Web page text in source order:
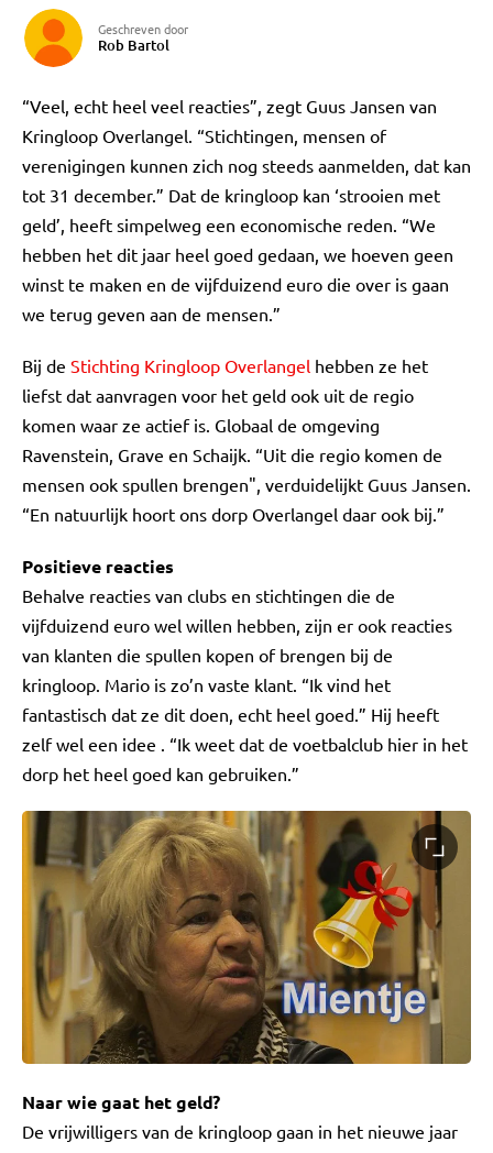
Geschreven door
Rob Bartol
“Veel, echt heel veel reacties”, zegt Guus Jansen van
Kringloop Overlangel. “Stichtingen, mensen of
verenigingen kunnen zich nog steeds aanmelden, dat kan
tot 31 december.” Dat de kringloop kan ‘strooien met
geld’, heeft simpelweg een economische reden. “We
hebben het dit jaar heel goed gedaan, we hoeven geen
winst te maken en de vijfduizend euro die over is gaan
we terug geven aan de mensen.”
Bij de Stichting Kringloop Overlangel hebben ze het
liefst dat aanvragen voor het geld ook uit de regio
komen waar ze actief is. Globaal de omgeving
Ravenstein, Grave en Schaijk. “Uit die regio komen de
mensen ook spullen brengen", verduidelijkt Guus Jansen.
“En natuurlijk hoort ons dorp Overlangel daar ook bij.”
Positieve reacties
Behalve reacties van clubs en stichtingen die de
vijfduizend euro wel willen hebben, zijn er ook reacties
van klanten die spullen kopen of brengen bij de
kringloop. Mario is zo’n vaste klant. “Ik vind het
fantastisch dat ze dit doen, echt heel goed.” Hij heeft
zelf wel een idee . “Ik weet dat de voetbalclub hier in het
dorp het heel goed kan gebruiken.”
Naar wie gaat het geld?
De vrijwilligers van de kringloop gaan in het nieuwe jaar